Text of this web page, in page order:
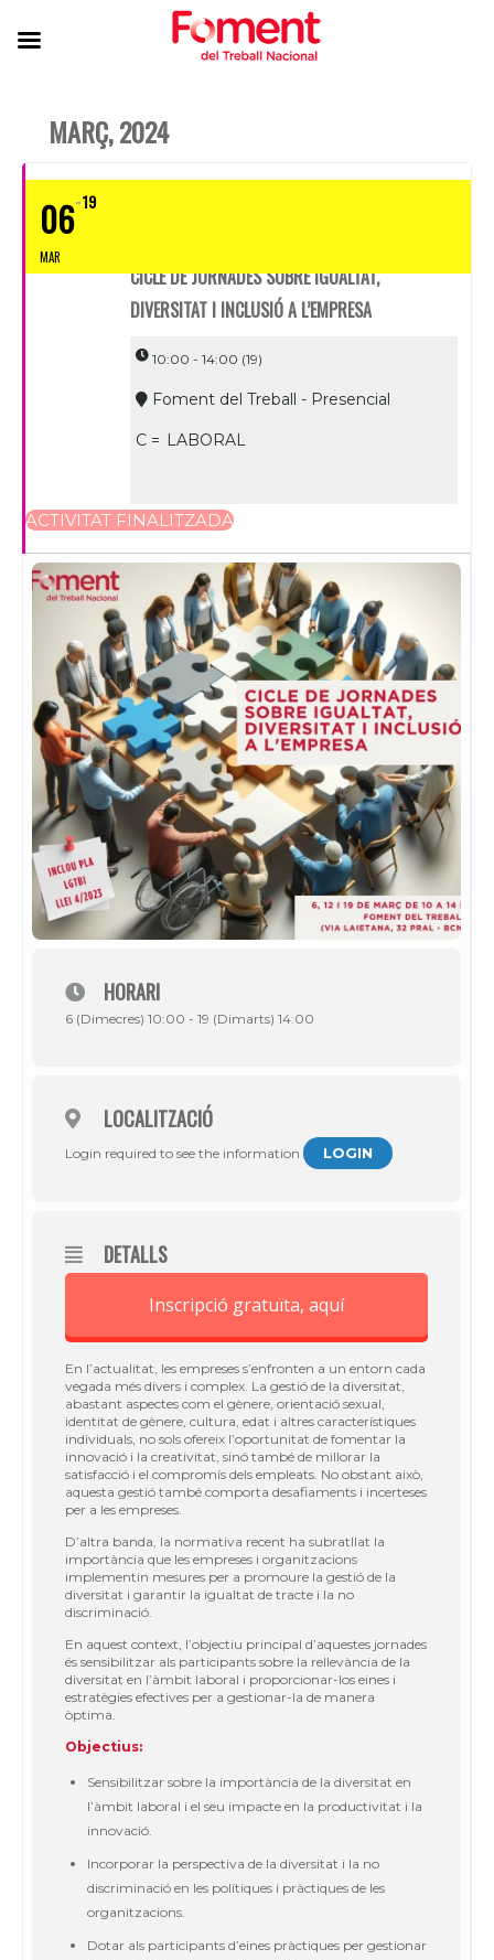
MARÇ, 2024
06
MAR
19
CICLE DE JORNADES SOBRE IGUALTAT,
DIVERSITAT I INCLUSIÓ A L’EMPRESA
10:00 - 14:00 (19)
Foment del Treball - Presencial
C = LABORAL
ACTIVITAT FINALITZADA
HORARI
6 (Dimecres) 10:00 - 19 (Dimarts) 14:00
LOCALITZACIÓ
Login required to see the information LOGIN
DETALLS
Inscripció gratuïta, aquí
En l’actualitat, les empreses s’enfronten a un entorn cada
vegada més divers i complex. La gestió de la diversitat,
abastant aspectes com el gènere, orientació sexual,
identitat de gènere, cultura, edat i altres característiques
individuals, no sols ofereix l’oportunitat de fomentar la
innovació i la creativitat, sinó també de millorar la
satisfacció i el compromís dels empleats. No obstant això,
aquesta gestió també comporta desafiaments i incerteses
per a les empreses.
D’altra banda, la normativa recent ha subratllat la
importància que les empreses i organitzacions
implementin mesures per a promoure la gestió de la
diversitat i garantir la igualtat de tracte i la no
discriminació.
En aquest context, l’objectiu principal d’aquestes jornades
és sensibilitzar als participants sobre la rellevància de la
diversitat en l’àmbit laboral i proporcionar-los eines i
estratègies efectives per a gestionar-la de manera
òptima.
Objectius:
Sensibilitzar sobre la importància de la diversitat en
l’àmbit laboral i el seu impacte en la productivitat i la
innovació.
Incorporar la perspectiva de la diversitat i la no
discriminació en les polítiques i pràctiques de les
organitzacions.
Dotar als participants d’eines pràctiques per gestionar